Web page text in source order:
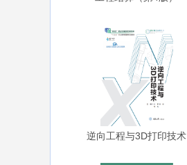
逆向工程与3D打印技术